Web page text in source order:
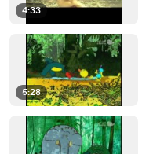
4:33
5:28